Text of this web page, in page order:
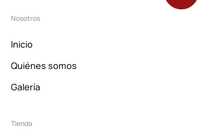
Nosotros
Inicio
Quiénes somos
Galería
Tienda